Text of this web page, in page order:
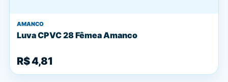
AMANCO
Luva CPVC 28 Fêmea Amanco
R$ 4,81